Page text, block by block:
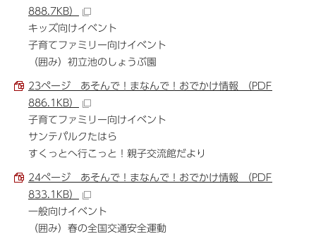
888.7KB）
キッズ向けイベント
子育てファミリー向けイベント
（囲み）初立池のしょうぶ園
23ページ あそんで！まなんで！おでかけ情報 （PDF
886.1KB）
子育てファミリー向けイベント
サンテパルクたはら
すくっとへ行こっと！親子交流館だより
24ページ あそんで！まなんで！おでかけ情報 （PDF
833.1KB）
一般向けイベント
（囲み）春の全国交通安全運動